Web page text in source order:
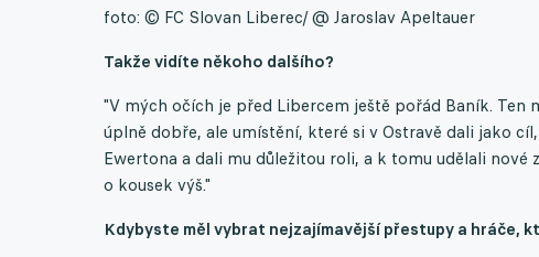
foto: © FC Slovan Liberec/ @ Jaroslav Apeltauer
Takže vidíte někoho dalšího?
"V mých očích je před Libercem ještě pořád Baník. Ten
úplně dobře, ale umístění, které si v Ostravě dali jako
Ewertona a dali mu důležitou roli, a k tomu udělali
o kousek výš."
Kdybyste měl vybrat nejzajímavější přestupy a hráče,